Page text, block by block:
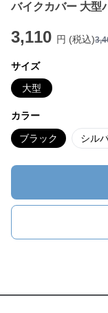
バイクカバー 大型
3,110 円 (税込)
サイズ
大型
カラー
ブラック シル